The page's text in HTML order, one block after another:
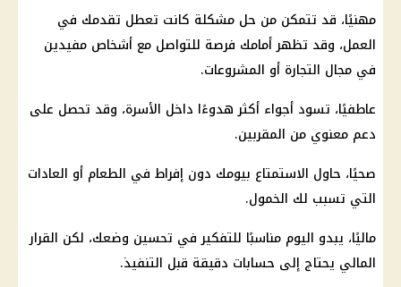
مهنيًا، قد تتمكن من حل مشكلة كانت تعطل تقدمك في
العمل، وقد تظهر أمامك فرصة للتواصل مع أشخاص مفيدين
في مجال التجارة أو المشروعات.
عاطفيًا، تسود أجواء أكثر هدوءًا داخل الأسرة، وقد تحصل على
دعم معنوي من المقربين.
صحيًا، حاول الاستمتاع بيومك دون إفراط في الطعام أو العادات
التي تسبب لك الخمول.
ماليًا، يبدو اليوم مناسبًا للتفكير في تحسين وضعك، لكن القرار
المالي يحتاج إلى حسابات دقيقة قبل التنفيذ.